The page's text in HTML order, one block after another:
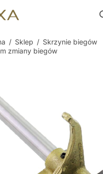
/ Sklep / Skrzynie biegów
zmiany biegów